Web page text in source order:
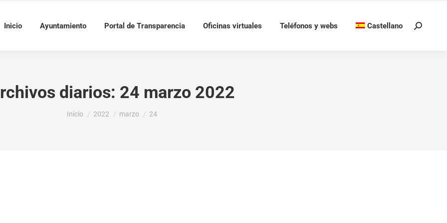
Inicio Ayuntamiento Portal de Transparencia Oficinas virtuales Teléfonos y webs Castellano Buscar:
diarios: 24 marzo 2022
Estás aquí:
Inicio 2022 marzo 24